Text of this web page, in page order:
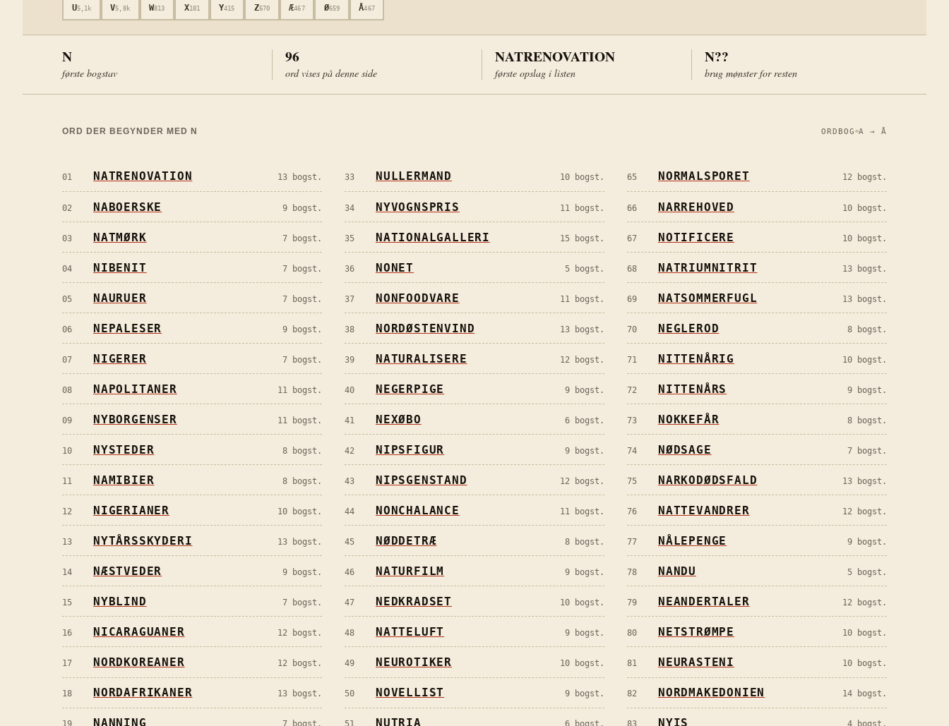
U5,1k V5,8k W813 X181 Y415 Z670 Æ467 Ø659 Å467
N
første bogstav
96
ord vises på denne side
NATRENOVATION
første opslag i listen
N??
brug mønster for resten
ORD DER BEGYNDER MED N ORDBOG A → Å
01 NATRENOVATION 13 bogst.
02 NABOERSKE 9 bogst.
03 NATMØRK 7 bogst.
04 NIBENIT 7 bogst.
05 NAURUER 7 bogst.
06 NEPALESER 9 bogst.
07 NIGERER 7 bogst.
08 NAPOLITANER 11 bogst.
09 NYBORGENSER 11 bogst.
10 NYSTEDER 8 bogst.
11 NAMIBIER 8 bogst.
12 NIGERIANER 10 bogst.
13 NYTÅRSSKYDERI 13 bogst.
14 NÆSTVEDER 9 bogst.
15 NYBLIND 7 bogst.
16 NICARAGUANER 12 bogst.
17 NORDKOREANER 12 bogst.
18 NORDAFRIKANER 13 bogst.
19 NANNING 7 bogst.
33 NULLERMAND 10 bogst.
34 NYVOGNSPRIS 11 bogst.
35 NATIONALGALLERI 15 bogst.
36 NONET 5 bogst.
37 NONFOODVARE 11 bogst.
38 NORDØSTENVIND 13 bogst.
39 NATURALISERE 12 bogst.
40 NEGERPIGE 9 bogst.
41 NEXØBO 6 bogst.
42 NIPSFIGUR 9 bogst.
43 NIPSGENSTAND 12 bogst.
44 NONCHALANCE 11 bogst.
45 NØDDETRÆ 8 bogst.
46 NATURFILM 9 bogst.
47 NEDKRADSET 10 bogst.
48 NATTELUFT 9 bogst.
49 NEUROTIKER 10 bogst.
50 NOVELLIST 9 bogst.
51 NUTRIA 6 bogst.
65 NORMALSPORET 12 bogst.
66 NARREHOVED 10 bogst.
67 NOTIFICERE 10 bogst.
68 NATRIUMNITRIT 13 bogst.
69 NATSOMMERFUGL 13 bogst.
70 NEGLEROD 8 bogst.
71 NITTENÅRIG 10 bogst.
72 NITTENÅRS 9 bogst.
73 NOKKEFÅR 8 bogst.
74 NØDSAGE 7 bogst.
75 NARKODØDSFALD 13 bogst.
76 NATTEVANDRER 12 bogst.
77 NÅLEPENGE 9 bogst.
78 NANDU 5 bogst.
79 NEANDERTALER 12 bogst.
80 NETSTRØMPE 10 bogst.
81 NEURASTENI 10 bogst.
82 NORDMAKEDONIEN 14 bogst.
83 NYIS 4 bogst.